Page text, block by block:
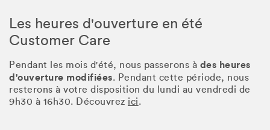
Les heures d'ouverture en été
Customer Care
Pendant les mois d'été, nous passerons à des heures
d'ouverture modifiées. Pendant cette période, nous
resterons à votre disposition du lundi au vendredi de
9h30 à 16h30. Découvrez ici.